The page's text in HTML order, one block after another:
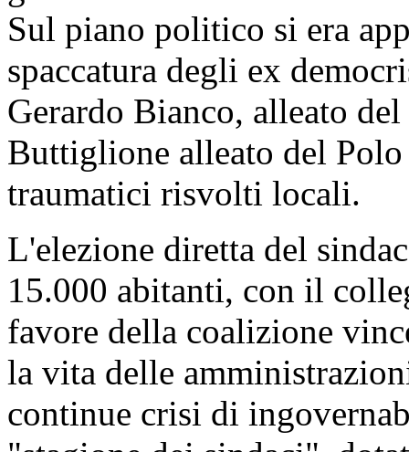
Sul piano politico si era
spaccatura degli ex
Gerardo Bianco, alleato
Buttiglione alleato del
traumatici risvolti locali.
L'elezione diretta del
15.000 abitanti, con il
favore della coalizione
la vita delle
continue crisi di